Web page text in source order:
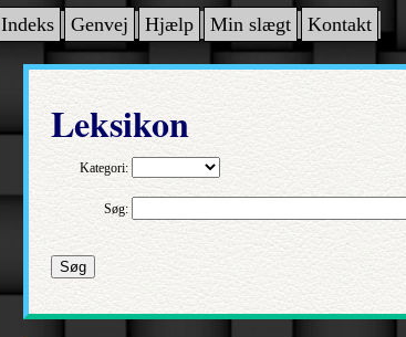
Indeks Genvej Hjælp Min slægt Kontakt
Leksikon
Kategori:
Søg:
Søg